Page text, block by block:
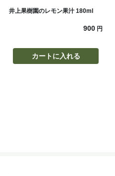
井上果樹園のレモン果汁 180ml
900 円
カートに入れる